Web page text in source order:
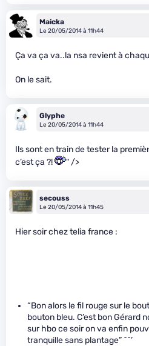
Maicka
Le 20/05/2014 à 11h44
Ça va ça va..la nsa revient à
On le sait.
Glyphe
Le 20/05/2014 à 11h44
Ils sont en train de tester la
c’est ça ?!
" />
secouss
Le 20/05/2014 à 11h45
Hier soir chez telia france :
“Bon alors le fil rouge sur le
bouton bleu. C’est bon Gérard
sur hbo ce soir on va enfin
tranquille sans plantage” ^^’